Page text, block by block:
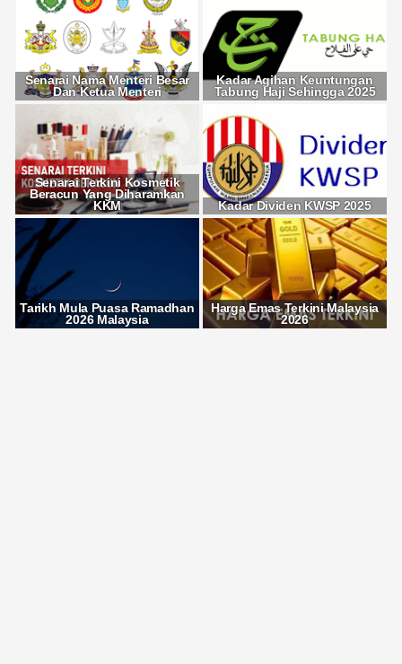
Senarai Nama Menteri Besar
Dan Ketua Menteri
Kadar Agihan Keuntungan
Tabung Haji Sehingga 2025
Senarai Terkini Kosmetik
Beracun Yang Diharamkan
KKM
Kadar Dividen KWSP 2025
Tarikh Mula Puasa Ramadhan
2026 Malaysia
Harga Emas Terkini Malaysia
2026